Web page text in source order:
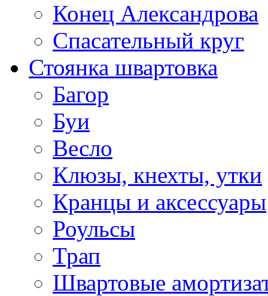
Конец Александрова
Спасательный круг
Стоянка швартовка
Багор
Буи
Весло
Клюзы, кнехты, утки
Кранцы и аксессуары
Роульсы
Трап
Швартовые